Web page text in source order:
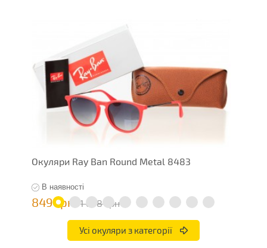
Окуляри Ray Ban Round Metal 8483
В наявності
849 грн 1 698 грн
Усі окуляри з категорії